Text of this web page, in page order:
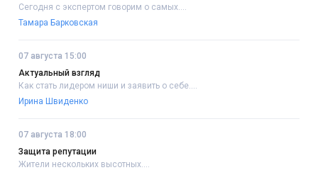
Сегодня с экспертом говорим о самых....
Тамара Барковская
07 августа 15:00
Актуальный взгляд
Как стать лидером ниши и заявить о себе....
Ирина Швиденко
07 августа 18:00
Защита репутации
Жители нескольких высотных....